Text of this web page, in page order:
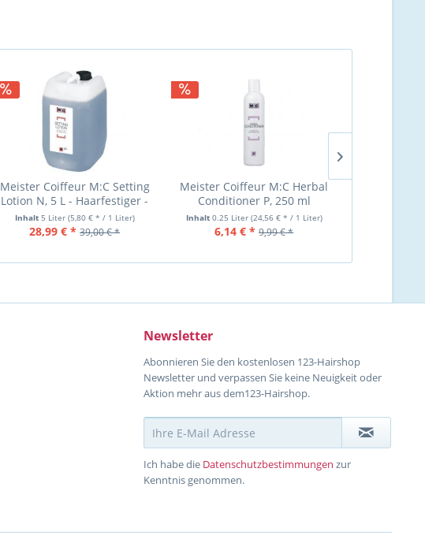
Meister Coiffeur M:C Setting
Lotion N, 5 L - Haarfestiger -
normaler Halt
Inhalt 5 Liter (5,80 € * / 1 Liter)
28,99 € * 39,00 € *
Meister Coiffeur M:C Herbal
Conditioner P, 250 ml
Inhalt 0.25 Liter (24,56 € * / 1 Liter)
6,14 € * 9,99 € *
Newsletter
Abonnieren Sie den kostenlosen 123-Hairshop
Newsletter und verpassen Sie keine Neuigkeit oder
Aktion mehr aus dem123-Hairshop.
Ich habe die Datenschutzbestimmungen zur
Kenntnis genommen.